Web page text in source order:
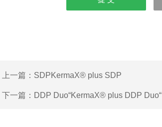
上一篇： SDPKermaX® plus SDP
下一篇： DDP Duo“KermaX® plus DDP Duo“